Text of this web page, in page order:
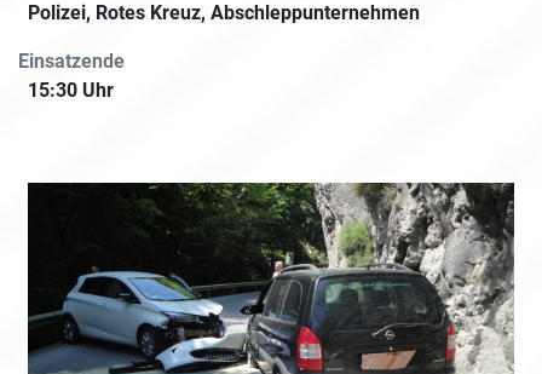
Polizei, Rotes Kreuz, Abschleppunternehmen
Einsatzende
15:30 Uhr